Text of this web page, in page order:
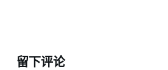
留下评论